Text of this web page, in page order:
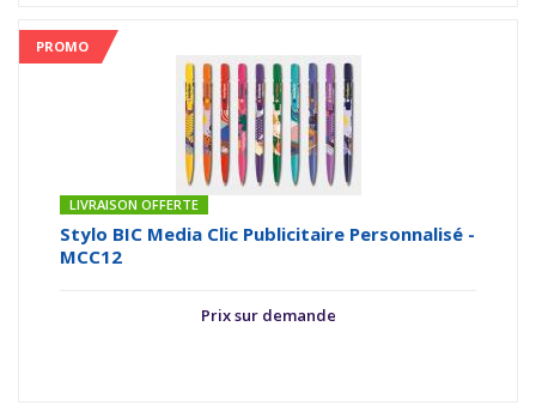
PROMO
LIVRAISON OFFERTE
Stylo BIC Media Clic Publicitaire Personnalisé -
MCC12
Prix sur demande